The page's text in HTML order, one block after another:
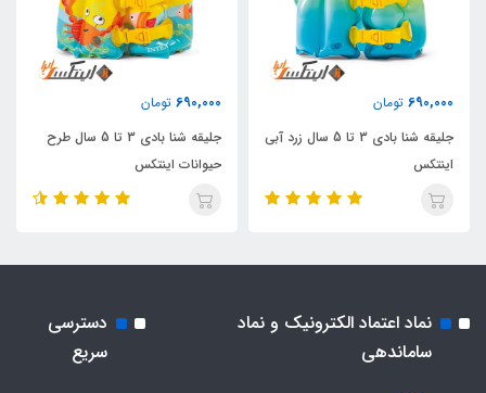
690,000 تومان
جلیقه شنا بادی 3 تا 5 سال زرد آبی
اینتکس
690,000 تومان
جلیقه شنا بادی 3 تا 5 سال طرح
حیوانات اینتکس
نماد اعتماد الکترونیک و نماد
ساماندهی
دسترسی
سریع